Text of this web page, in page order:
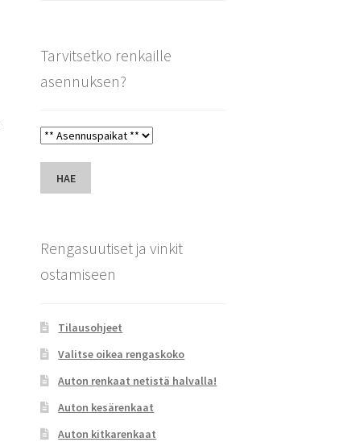
Tarvitsetko renkaille
asennuksen?
HAE
Rengasuutiset ja vinkit
ostamiseen
Tilausohjeet
Valitse oikea rengaskoko
Auton renkaat netistä halvalla!
Auton kesärenkaat
Auton kitkarenkaat